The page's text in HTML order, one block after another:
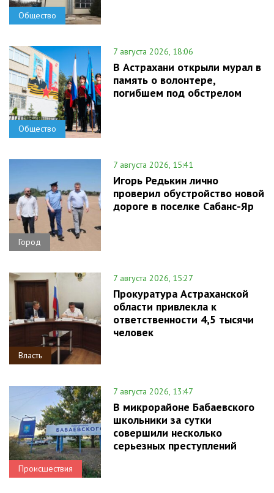
Общество
Общество
7 августа 2026, 18:06
В Астрахани открыли мурал в
память о волонтере,
погибшем под обстрелом
Город
7 августа 2026, 15:41
Игорь Редькин лично
проверил обустройство новой
дороге в поселке Сабанс-Яр
Власть
7 августа 2026, 15:27
Прокуратура Астраханской
области привлекла к
ответственности 4,5 тысячи
человек
Происшествия
7 августа 2026, 13:47
В микрорайоне Бабаевского
школьники за сутки
совершили несколько
серьезных преступлений